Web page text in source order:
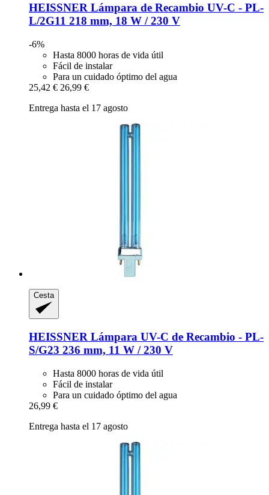
HEISSNER Lámpara de Recambio UV-​C -​ PL-​
L/2G11 218 mm, 18 W / 230 V
-6%
Hasta 8000 horas de vida útil
Fácil de instalar
Para un cuidado óptimo del agua
25,42 € 26,99 €
Entrega hasta el 17 agosto
Cesta
HEISSNER Lámpara UV-​C de Recambio -​ PL-​
S/G23 236 mm, 11 W / 230 V
Hasta 8000 horas de vida útil
Fácil de instalar
Para un cuidado óptimo del agua
26,99 €
Entrega hasta el 17 agosto